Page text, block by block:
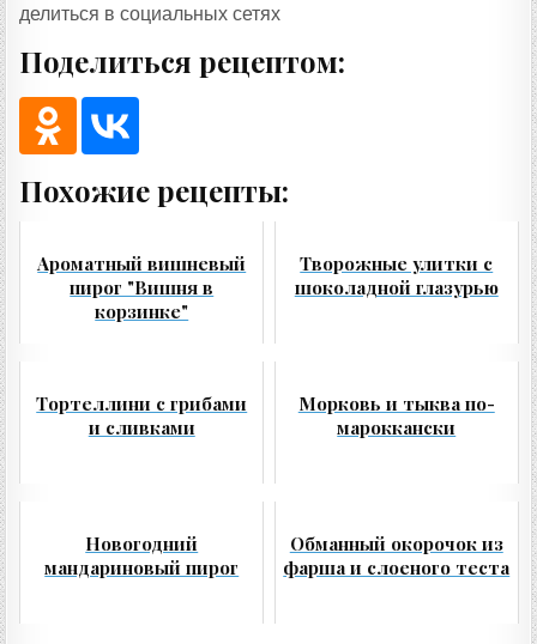
делиться в социальных сетях
Поделиться рецептом:
Похожие рецепты:
Ароматный вишневый
пирог "Вишня в
корзинке"
Творожные улитки с
шоколадной глазурью
Тортеллини с грибами
и сливками
Морковь и тыква по-
мароккански
Новогодний
мандариновый пирог
Обманный окорочок из
фарша и слоеного теста